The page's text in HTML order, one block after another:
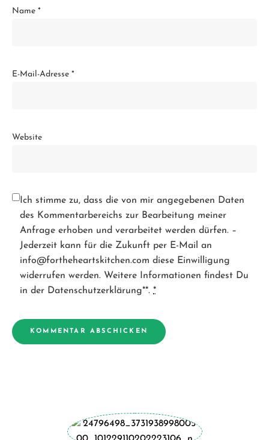
Name *
E-Mail-Adresse *
Website
Ich stimme zu, dass die von mir angegebenen Daten
des Kommentarbereichs zur Bearbeitung meiner
Anfrage erhoben und verarbeitet werden dürfen. –
Jederzeit kann für die Zukunft per E-Mail an
info@fortheheartskitchen.com diese Einwilligung
widerrufen werden. Weitere Informationen findest Du
in der Datenschutzerklärung**. *